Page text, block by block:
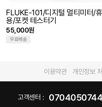
FLUKE-101/디지털 멀티미터/
용/포켓 테스터기
55,000원
무료배송
이용약관 개인정보
고객센터 :